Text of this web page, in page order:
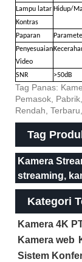
Lampu latar Hidup/
Kontras
Paparan
Penyesuaian
Video
SNR >50dB
Tag Panas:
Pemasok,
Rendah,
Tag
Kamera
streaming,
Kategori
Kamera 4K
Kamera web
Sistem